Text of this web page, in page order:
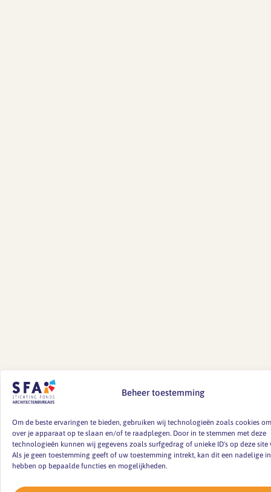
Beheer toestemming
Om de beste ervaringen te bieden, gebruiken wij technologieën zoals cookies
over je apparaat op te slaan en/of te raadplegen. Door in te stemmen met deze
technologieën kunnen wij gegevens zoals surfgedrag of unieke ID's op deze site
Als je geen toestemming geeft of uw toestemming intrekt, kan dit een nadelige
hebben op bepaalde functies en mogelijkheden.